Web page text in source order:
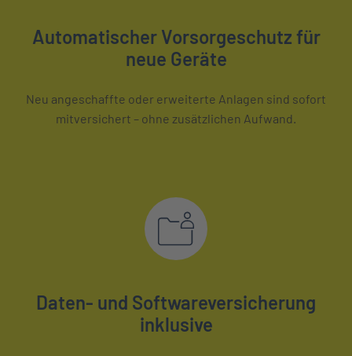
Automatischer Vorsorgeschutz für
neue Geräte
Neu angeschaffte oder erweiterte Anlagen sind sofort
mitversichert – ohne zusätzlichen Aufwand.
Daten- und Softwareversicherung
inklusive